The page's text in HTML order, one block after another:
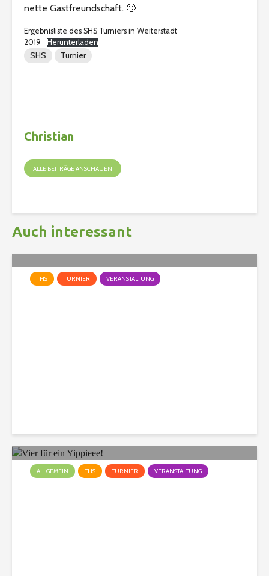
nette Gastfreundschaft. 🙂
Ergebnisliste des SHS Turniers in Weiterstadt
2019
Herunterladen
SHS Turnier
Christian
ALLE BEITRÄGE ANSCHAUEN
Auch interessant
THS TURNIER VERANSTALTUNG
ALLGEMEIN THS TURNIER VERANSTALTUNG